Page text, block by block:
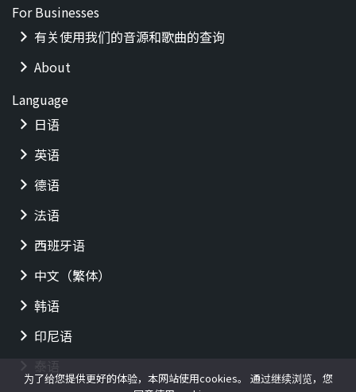
他、贝斯和小号组成的 ...
For Businesses
有关使用我们的音源和歌曲的查询
About
Language
日语
英语
德语
法语
西班牙语
中文（繁体）
韩语
印尼语
为了给您提供更好的体验，本网站使用cookies。 通过继续浏览，您